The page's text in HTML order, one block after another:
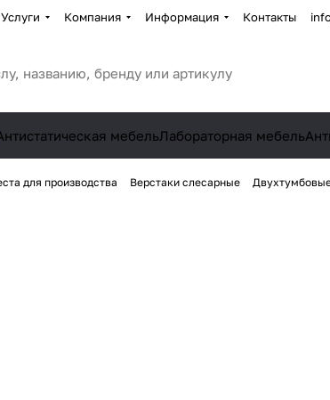
Услуги Компания Информация Контакты
мебельЛабораторная мебель
для производства Верстаки слесарные